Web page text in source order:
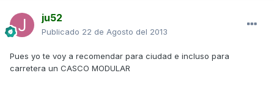
ju52
Publicado 22 de Agosto del 2013
Pues yo te voy a recomendar para ciudad e incluso para
carretera un CASCO MODULAR